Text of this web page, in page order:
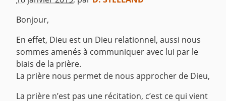
Bonjour,
En effet, Dieu est un Dieu relationnel, aussi nous
sommes amenés à communiquer avec lui par le
biais de la prière.
La prière nous permet de nous approcher de Dieu,
La prière n’est pas une récitation, c’est ce qui vient